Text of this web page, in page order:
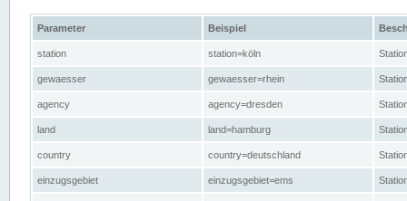
Parameter Beispiel
station station=köln
gewaesser gewaesser=rhein
agency agency=dresden
land land=hamburg
country country=deutschland
einzugsgebiet einzugsgebiet=ems